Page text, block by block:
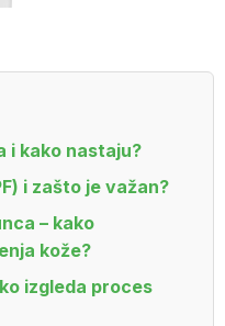
i kako nastaju?
i zašto je važan?
– kako
kože?
izgleda proces